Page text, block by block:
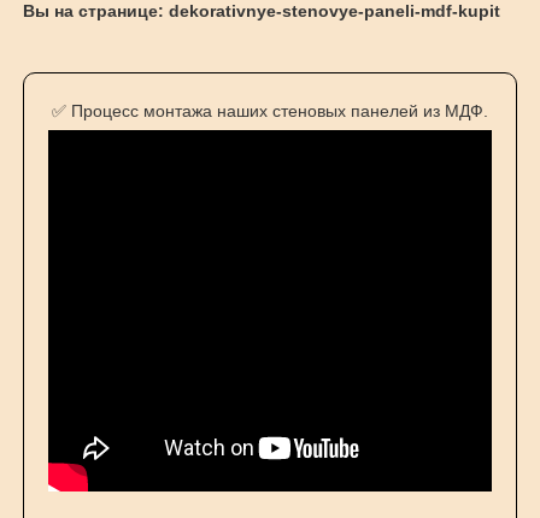
Вы на странице: dekorativnye-stenovye-paneli-mdf-kupit
✅ Процесс монтажа наших стеновых панелей из МДФ.